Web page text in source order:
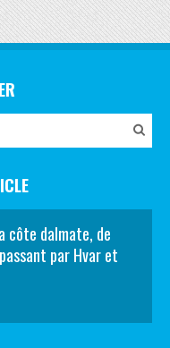
côte dalmate, de
par Hvar et